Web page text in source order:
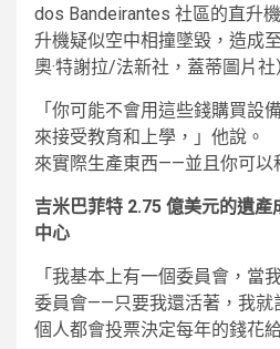
dos Bandeirantes 社區的直升
升機疑似空中相撞墜毀，造成
奧·特謝拉/法新社，蓋蒂圖片社
「你可能不會用這些錢購買設
來接受教育和上學，」他說。
來實際生產東西——並且你可以
吉米巴菲特 2.75 億美元的遺
中心
「我基本上有一個委員會，當
委員會——只要我還活著，我
個人都會投票決定每年的錢花